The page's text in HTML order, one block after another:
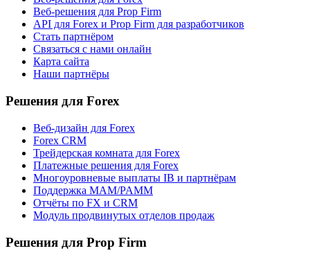
Веб-решения для Prop Firm
API для Forex и Prop Firm для разработчиков
Стать партнёром
Связаться с нами онлайн
Карта сайта
Наши партнёры
Решения для Forex
Веб-дизайн для Forex
Forex CRM
Трейдерская комната для Forex
Платежные решения для Forex
Многоуровневые выплаты IB и партнёрам
Поддержка MAM/PAMM
Отчёты по FX и CRM
Модуль продвинутых отделов продаж
Решения для Prop Firm